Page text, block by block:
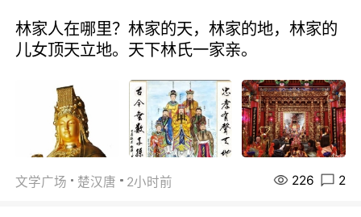
林家人在哪里？林家的天，林家的地，林家的
儿女顶天立地。天下林氏一家亲。
文学广场 楚汉唐 2小时前 226 2